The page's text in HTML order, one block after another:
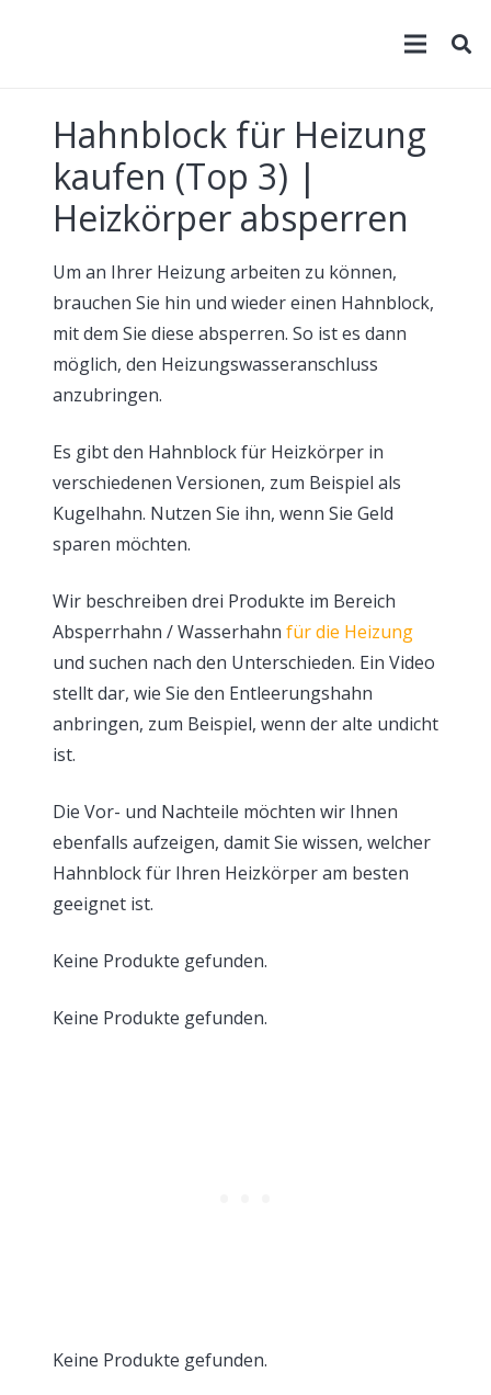
Hahnblock für Heizung
kaufen (Top 3) |
Heizkörper absperren
Um an Ihrer Heizung arbeiten zu können,
brauchen Sie hin und wieder einen Hahnblock,
mit dem Sie diese absperren. So ist es dann
möglich, den Heizungswasseranschluss
anzubringen.
Es gibt den Hahnblock für Heizkörper in
verschiedenen Versionen, zum Beispiel als
Kugelhahn. Nutzen Sie ihn, wenn Sie Geld
sparen möchten.
Wir beschreiben drei Produkte im Bereich
Absperrhahn / Wasserhahn für die Heizung
und suchen nach den Unterschieden. Ein Video
stellt dar, wie Sie den Entleerungshahn
anbringen, zum Beispiel, wenn der alte undicht
ist.
Die Vor- und Nachteile möchten wir Ihnen
ebenfalls aufzeigen, damit Sie wissen, welcher
Hahnblock für Ihren Heizkörper am besten
geeignet ist.
Keine Produkte gefunden.
Keine Produkte gefunden.
Keine Produkte gefunden.